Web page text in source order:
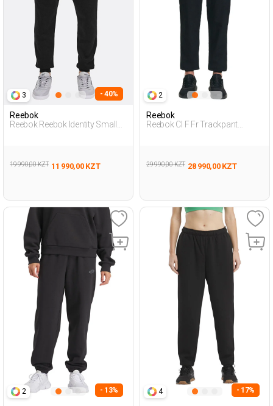
3 - 40%
Reebok
Reebok Reebok Identity Small
19 990,00 KZT 11 990,00 KZT
2
Reebok
Reebok Cl F Fr Trackpant
29 990,00 KZT 28 990,00 KZT
2 - 13% 4 - 17%